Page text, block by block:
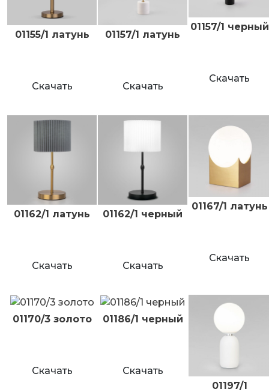
01155/1 латунь
Скачать
01157/1 латунь
Скачать
01157/1 черный
Скачать
01162/1 латунь
Скачать
01162/1 черный
Скачать
01167/1 латунь
Скачать
01170/3 золото
Скачать
01186/1 черный
Скачать
01197/1